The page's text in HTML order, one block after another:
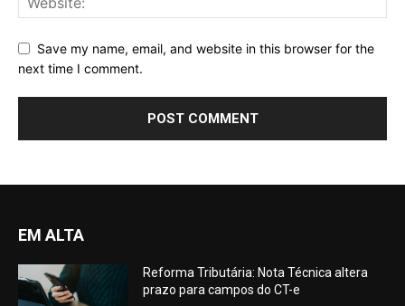
Save my name, email, and website in this browser for the
next time I comment.
EM ALTA
Reforma Tributária: Nota Técnica altera
prazo para campos do CT-e